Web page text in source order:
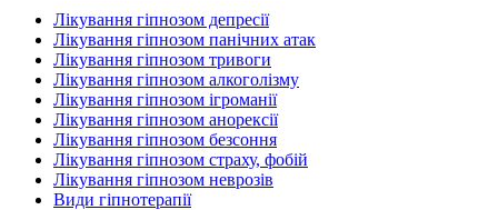
Лікування гіпнозом депресії
Лікування гіпнозом панічних атак
Лікування гіпнозом тривоги
Лікування гіпнозом алкоголізму
Лікування гіпнозом ігроманії
Лікування гіпнозом анорексії
Лікування гіпнозом безсоння
Лікування гіпнозом страху, фобій
Лікування гіпнозом неврозів
Види гіпнотерапії